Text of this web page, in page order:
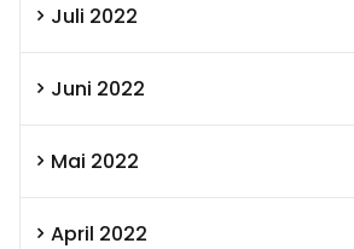
Juli 2022
Juni 2022
Mai 2022
April 2022